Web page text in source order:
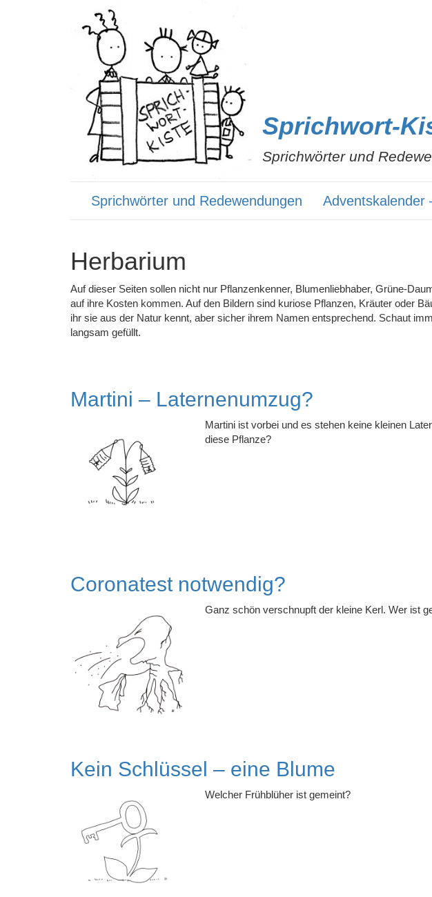
Sprichwort-
Sprichwörter und
Sprichwörter und Redewendungen Adventskalender
Herbarium
Auf dieser Seiten sollen nicht nur Pflanzenkenner, Blumenliebhaber, Grüne-
auf ihre Kosten kommen. Auf den Bildern sind kuriose Pflanzen, Kräuter oder
ihr sie aus der Natur kennt, aber sicher ihrem Namen entsprechend. Schaut
langsam gefüllt.
Martini – Laternenumzug?
Martini ist vorbei und es stehen keine kleinen
diese Pflanze?
Coronatest notwendig?
Ganz schön verschnupft der kleine Kerl. Wer ist
Kein Schlüssel – eine Blume
Welcher Frühblüher ist gemeint?